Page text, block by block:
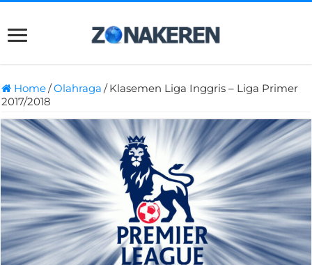
Home/Olahraga /Klasemen Liga Inggris – Liga Primer
2017/2018